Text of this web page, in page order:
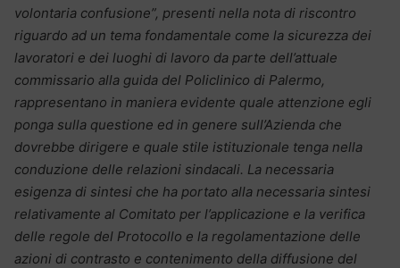
volontaria confusione”, presenti nella nota di riscontro
riguardo ad un tema fondamentale come la sicurezza dei
lavoratori e dei luoghi di lavoro da parte dell’attuale
commissario alla guida del Policlinico di Palermo,
rappresentano in maniera evidente quale attenzione egli
ponga sulla questione ed in genere sull’Azienda che
dovrebbe dirigere e quale stile istituzionale tenga nella
conduzione delle relazioni sindacali. La necessaria
esigenza di sintesi che ha portato alla necessaria sintesi
relativamente al Comitato per l’applicazione e la verifica
delle regole del Protocollo e la regolamentazione delle
azioni di contrasto e contenimento della diffusione del